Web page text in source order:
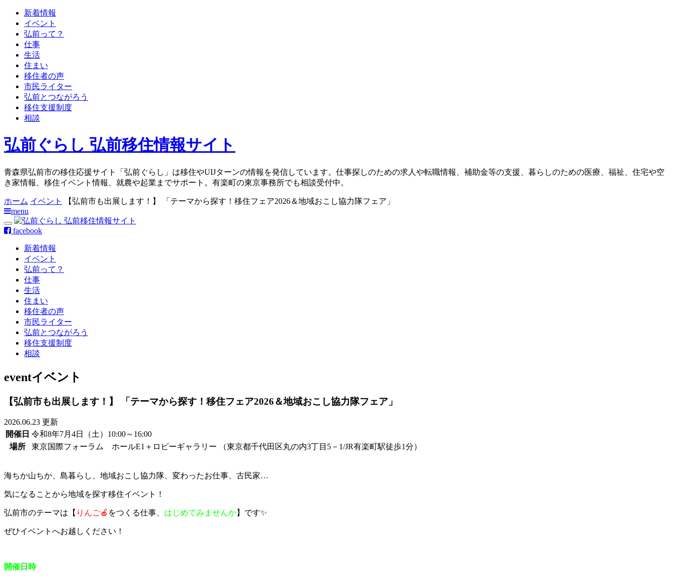
新着情報
イベント
弘前って？
仕事
生活
住まい
移住者の声
市民ライター
弘前とつながろう
移住支援制度
相談
弘前ぐらし 弘前移住情報サイト
青森県弘前市の移住応援サイト「弘前ぐらし」は移住やUIJターンの情報を発信しています。仕事探しのための求人や転職情報、補助金等の支援、暮らしのための医療、福祉、住宅や空
き家情報、移住イベント情報、就農や起業までサポート。有楽町の東京事務所でも相談受付中。
ホーム イベント
【弘前市も出展します！】 「テーマから探す！移住フェア2026＆地域おこし協力隊フェア」
menu
facebook
新着情報
イベント
弘前って？
仕事
生活
住まい
移住者の声
市民ライター
弘前とつながろう
移住支援制度
相談
eventイベント
【弘前市も出展します！】 「テーマから探す！移住フェア2026＆地域おこし協力隊フェア」
2026.06.23 更新
開催日 令和8年7月4日（土）10:00～16:00
場所
東京国際フォーラム ホールE1＋ロビーギャラリー （東京都千代田区丸の内3丁目5－1/JR有楽町駅徒歩1分）
海ちか山ちか、島暮らし、地域おこし協力隊、変わったお仕事、古民家…
気になることから地域を探す移住イベント！
弘前市のテーマは【 りんご🍎 をつくる仕事、 はじめてみませんか】です✨
ぜひイベントへお越しください！
開催日時